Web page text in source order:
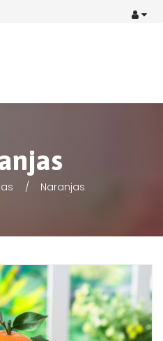
Naranjas